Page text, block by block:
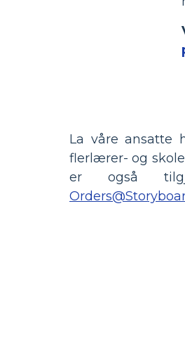
La våre ansatte
flerlærer- og
er også